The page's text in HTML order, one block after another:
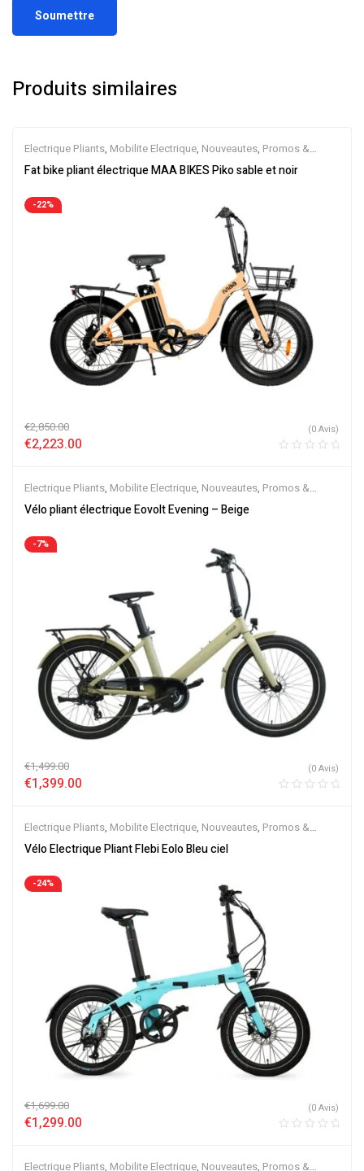
Produits similaires
Electrique Pliants, Mobilite Electrique, Nouveautes, Promos &
Soldes,Vélo électrique ville,Velos Electriques
Fat bike pliant électrique MAA BIKES Piko sable et noir
-22%
€2,850.00
€2,223.00
(0 Avis)
Electrique Pliants, Mobilite Electrique, Nouveautes, Promos &
Soldes,Vélo électrique ville,Velos Electriques
Vélo pliant électrique Eovolt Evening – Beige
-7%
€1,499.00
€1,399.00
(0 Avis)
Electrique Pliants, Mobilite Electrique, Nouveautes, Promos &
Soldes,Vélo électrique ville,Velos Electriques
Vélo Electrique Pliant Flebi Eolo Bleu ciel
-24%
€1,699.00
€1,299.00
(0 Avis)
Electrique Pliants, Mobilite Electrique, Nouveautes, Promos &